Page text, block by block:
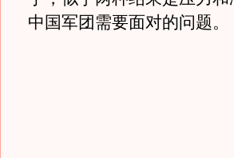
中国军团需要面对的问题。